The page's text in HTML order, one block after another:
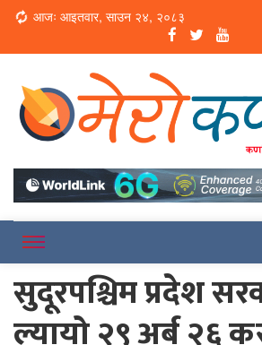
Loading...
आजः आइतवार, साउन २४, २०८३
सुदूरपश्चिम प्रदेश